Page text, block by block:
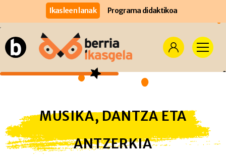
Ikasleen lanak Programa didaktikoa
MUSIKA, DANTZA ETA
ANTZERKIA